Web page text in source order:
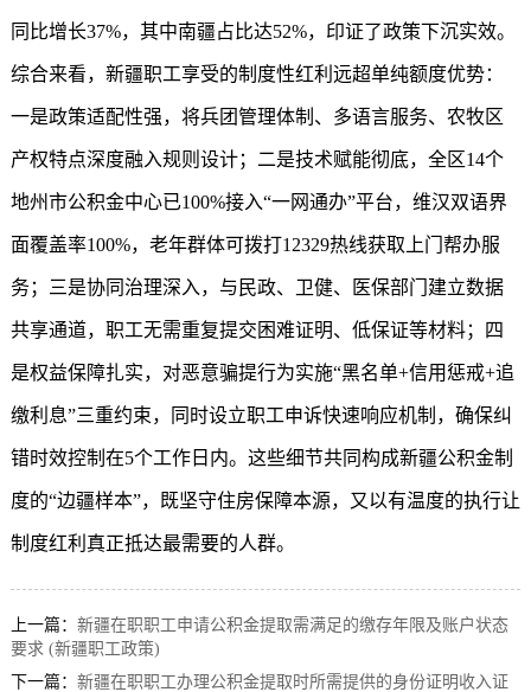
同比增长37%，其中南疆占比达52%，印证了政策下沉实效。
综合来看，新疆职工享受的制度性红利远超单纯额度优势：
一是政策适配性强，将兵团管理体制、多语言服务、农牧区
产权特点深度融入规则设计；二是技术赋能彻底，全区14个
地州市公积金中心已100%接入“一网通办”平台，维汉双语界
面覆盖率100%，老年群体可拨打12329热线获取上门帮办服
务；三是协同治理深入，与民政、卫健、医保部门建立数据
共享通道，职工无需重复提交困难证明、低保证等材料；四
是权益保障扎实，对恶意骗提行为实施“黑名单+信用惩戒+追
缴利息”三重约束，同时设立职工申诉快速响应机制，确保纠
错时效控制在5个工作日内。这些细节共同构成新疆公积金制
度的“边疆样本”，既坚守住房保障本源，又以有温度的执行让
制度红利真正抵达最需要的人群。
上一篇： 新疆在职职工申请公积金提取需满足的缴存年限及账户状态
要求 (新疆职工政策)
下一篇： 新疆在职职工办理公积金提取时所需提供的身份证明收入证